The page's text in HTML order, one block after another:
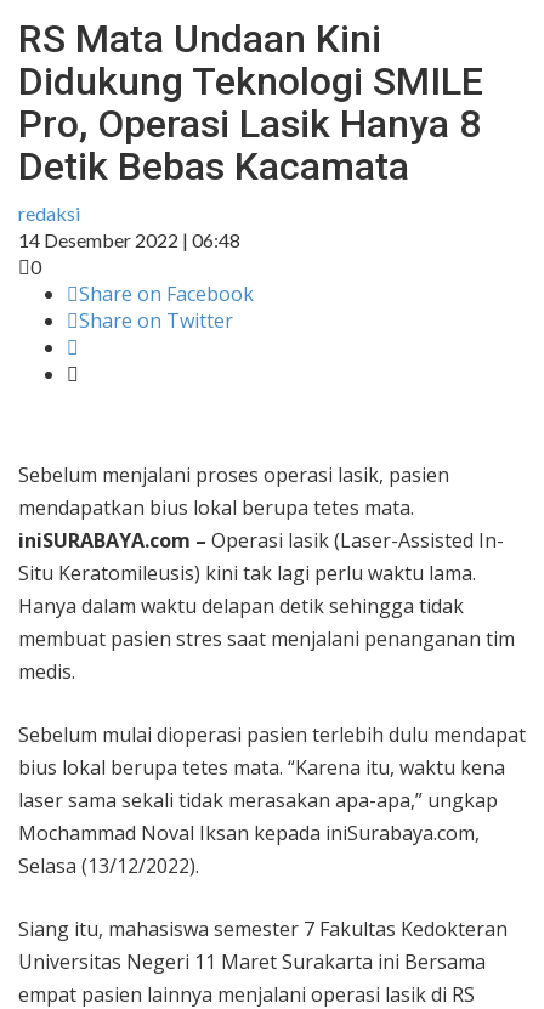
RS Mata Undaan Kini
Didukung Teknologi SMILE
Pro, Operasi Lasik Hanya 8
Detik Bebas Kacamata
redaksi
14 Desember 2022 | 06:48
0
Share on Facebook
Share on Twitter
Sebelum menjalani proses operasi lasik, pasien
mendapatkan bius lokal berupa tetes mata.
iniSURABAYA.com – Operasi lasik (Laser-Assisted In-
Situ Keratomileusis) kini tak lagi perlu waktu lama.
Hanya dalam waktu delapan detik sehingga tidak
membuat pasien stres saat menjalani penanganan tim
medis.
Sebelum mulai dioperasi pasien terlebih dulu mendapat
bius lokal berupa tetes mata. “Karena itu, waktu kena
laser sama sekali tidak merasakan apa-apa,” ungkap
Mochammad Noval Iksan kepada iniSurabaya.com,
Selasa (13/12/2022).
Siang itu, mahasiswa semester 7 Fakultas Kedokteran
Universitas Negeri 11 Maret Surakarta ini Bersama
empat pasien lainnya menjalani operasi lasik di RS